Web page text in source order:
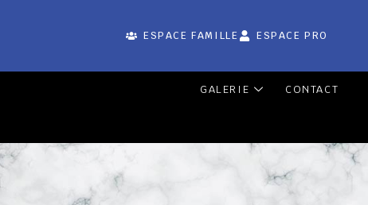
ESPACE FAMILLE ESPACE PRO
GALERIE CONTACT